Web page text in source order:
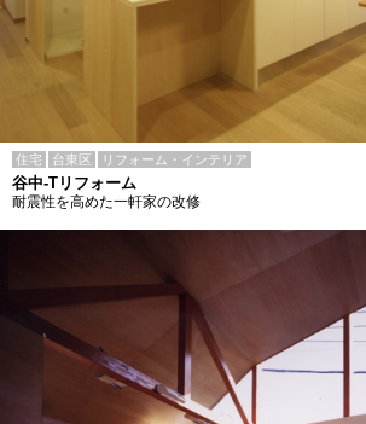
住宅 台東区 リフォーム・インテリア
谷中-Tリフォーム
耐震性を高めた一軒家の改修